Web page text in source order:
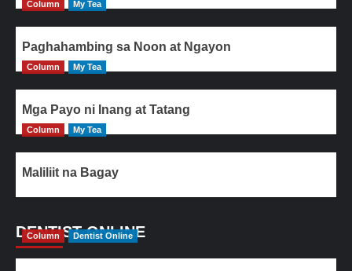
Column My Tea
Paghahambing sa Noon at Ngayon
Column My Tea
Mga Payo ni Inang at Tatang
Column My Tea
Maliliit na Bagay
DENTIST ONLINE
Column Dentist Online